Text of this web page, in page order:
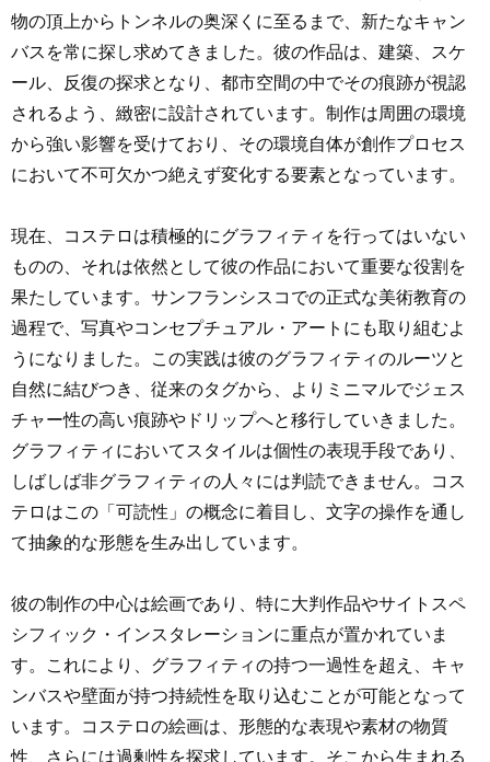
物の頂上からトンネルの奥深くに至るまで、新たなキャン
バスを常に探し求めてきました。彼の作品は、建築、スケ
ール、反復の探求となり、都市空間の中でその痕跡が視認
されるよう、緻密に設計されています。制作は周囲の環境
から強い影響を受けており、その環境自体が創作プロセス
において不可欠かつ絶えず変化する要素となっています。
現在、コステロは積極的にグラフィティを行ってはいない
ものの、それは依然として彼の作品において重要な役割を
果たしています。サンフランシスコでの正式な美術教育の
過程で、写真やコンセプチュアル・アートにも取り組むよ
うになりました。この実践は彼のグラフィティのルーツと
自然に結びつき、従来のタグから、よりミニマルでジェス
チャー性の高い痕跡やドリップへと移行していきました。
グラフィティにおいてスタイルは個性の表現手段であり、
しばしば非グラフィティの人々には判読できません。コス
テロはこの「可読性」の概念に着目し、文字の操作を通し
て抽象的な形態を生み出しています。
彼の制作の中心は絵画であり、特に大判作品やサイトスペ
シフィック・インスタレーションに重点が置かれていま
す。これにより、グラフィティの持つ一過性を超え、キャ
ンバスや壁面が持つ持続性を取り込むことが可能となって
います。コステロの絵画は、形態的な表現や素材の物質
性、さらには過剰性を探求しています。そこから生まれる